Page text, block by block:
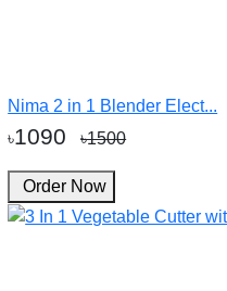
Nima 2 in 1 Blender Elect...
৳1090 ৳1500
Order Now